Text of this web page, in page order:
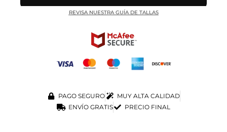
REVISA NUESTRA GUÍA DE TALLAS
PAGO SEGURO
MUY ALTA CALIDAD
ENVÍO GRATIS
PRECIO FINAL